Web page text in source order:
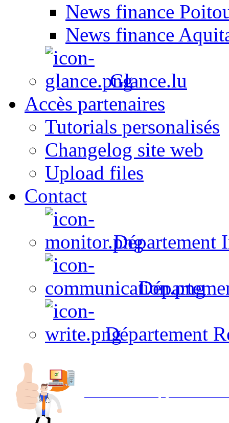
News finance
News finance
Glance.lu
Accès partenaires
Tutorials personalisés
Changelog site web
Upload files
Contact
Département
Département